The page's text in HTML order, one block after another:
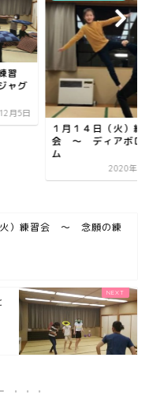
習
ャグ
月5日
１月１４日（火）練
会 ～ ディアボロ
ム
2020年1
火）練習会 ～ 念願の練